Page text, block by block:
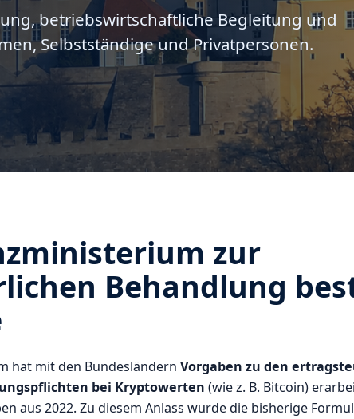
betriebswirtschaftliche Begleitung und
Selbstständige und Privatpersonen.
zur
Behandlung
hat mit den Bundesländern Vorgaben zu den
bei Kryptowerten (wie z. B. Bitcoin)
aus 2022. Zu diesem Anlass wurde die bisherige